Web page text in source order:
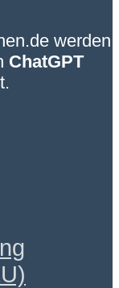
werden
ChatGPT